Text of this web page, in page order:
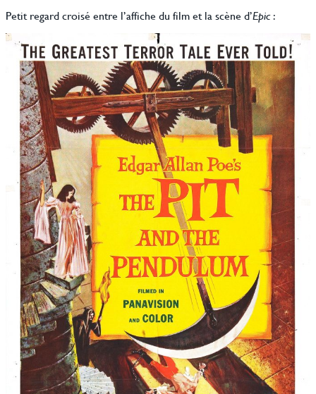
Petit regard croisé entre l’affiche du film et la scène d’Epic: